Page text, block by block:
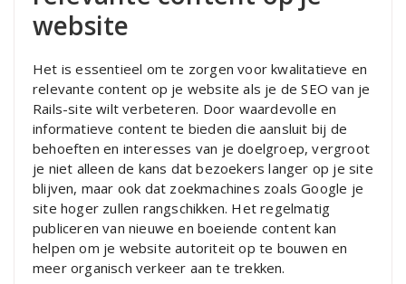
website
Het is essentieel om te zorgen voor kwalitatieve en
relevante content op je website als je de SEO van je
Rails-site wilt verbeteren. Door waardevolle en
informatieve content te bieden die aansluit bij de
behoeften en interesses van je doelgroep, vergroot
je niet alleen de kans dat bezoekers langer op je site
blijven, maar ook dat zoekmachines zoals Google je
site hoger zullen rangschikken. Het regelmatig
publiceren van nieuwe en boeiende content kan
helpen om je website autoriteit op te bouwen en
meer organisch verkeer aan te trekken.